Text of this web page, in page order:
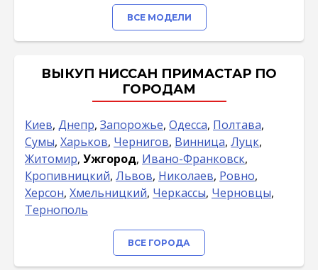
ВСЕ МОДЕЛИ
ВЫКУП НИССАН ПРИМАСТАР ПО
ГОРОДАМ
Киев, Днепр, Запорожье, Одесса, Полтава,
Сумы, Харьков, Чернигов, Винница, Луцк,
Житомир, Ужгород, Ивано-Франковск,
Кропивницкий, Львов, Николаев, Ровно,
Херсон, Хмельницкий, Черкассы, Черновцы,
Тернополь
ВСЕ ГОРОДА